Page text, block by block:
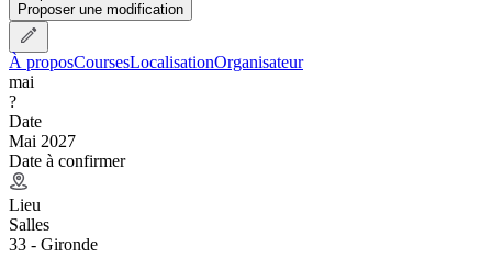
Proposer une modification
À proposCoursesLocalisationOrganisateur
mai
?
Date
Mai 2027
Date à confirmer
Lieu
Salles
33 - Gironde